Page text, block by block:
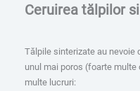
Ceruirea tălpilor
Tălpile sinterizate au nevoie
unul mai poros (foarte
multe lucruri: